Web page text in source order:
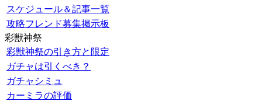
スケジュール＆記事一覧
攻略フレンド募集掲示板
彩獣神祭
彩獣神祭の引き方と限定
ガチャは引くべき？
ガチャシミュ
カーミラの評価